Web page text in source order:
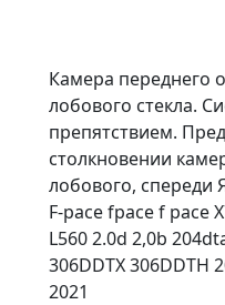
Камера переднего
лобового стекла.
препятствием.
столкновении
лобового, спереди
F-pace fpace f pace
L560 2.0d 2,0b
306DDTX 306DDTH
2021